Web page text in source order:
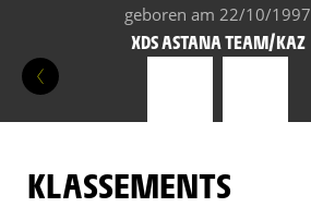
geboren am 22/10/1997
XDS ASTANA TEAM/KAZ
KLASSEMENTS